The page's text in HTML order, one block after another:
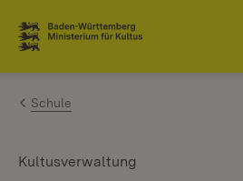
Zum Inhalt springen
Link zur Startseite
Schule
Kultusverwaltung